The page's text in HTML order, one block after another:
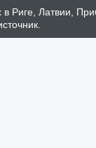
Риге, Латвии,